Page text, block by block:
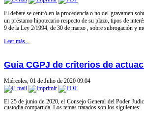
El debate se centró en la procedencia o no del gravamen
un préstamo hipotecario respecto de su plazo, tipos de
9 de la Ley 2/1994, de 30 de marzo , sobre subrogación y
Leer más...
Guía CGPJ de criterios de
Miércoles, 01 de Julio de 2020 09:04
El 25 de junio de 2020, el Consejo General del Poder
custodia compartida. Los temas tratados son los siguientes: